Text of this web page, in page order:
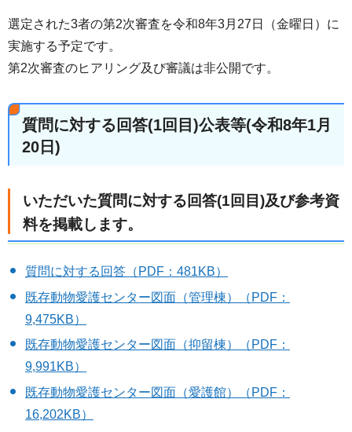
選定された3者の第2次審査を令和8年3月27日（金曜日）に
実施する予定です。
第2次審査のヒアリング及び審議は非公開です。
質問に対する回答(1回目)公表等(令和8年1月
20日)
いただいた質問に対する回答(1回目)及び参考資
料を掲載します。
質問に対する回答（PDF：481KB）
既存動物愛護センター図面（管理棟）（PDF：
9,475KB）
既存動物愛護センター図面（抑留棟）（PDF：
9,991KB）
既存動物愛護センター図面（愛護館）（PDF：
16,202KB）